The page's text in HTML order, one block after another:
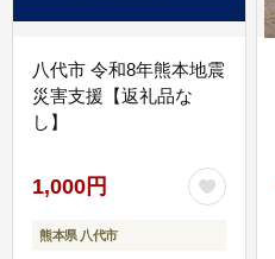
八代市 令和8年熊本地震
災害支援【返礼品な
し】
1,000円
熊本県 八代市